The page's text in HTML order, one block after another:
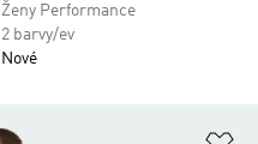
Ženy Performance
2 barvy/ev
Nové